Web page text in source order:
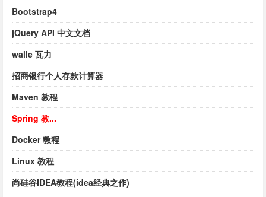
Bootstrap4
jQuery API 中文文档
walle 瓦力
招商银行个人存款计算器
Maven 教程
Spring 教...
Docker 教程
Linux 教程
尚硅谷IDEA教程(idea经典之作)